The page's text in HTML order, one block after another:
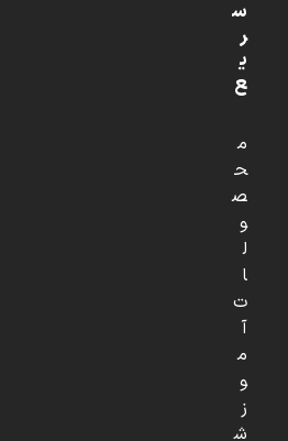
س
ر
ی
ع
م
ح
ص
و
ل
ا
ت
آ
م
و
ز
ش